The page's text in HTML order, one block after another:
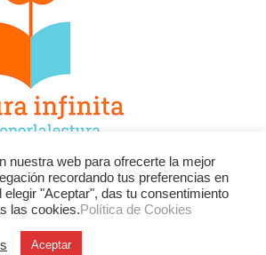
Twitter
Instagram
LinkedIn Contacto
nuestra web para ofrecerte la mejor
recordando tus preferencias en
elegir "Aceptar", das tu consentimiento
las cookies.Política de Cookies
Aceptar